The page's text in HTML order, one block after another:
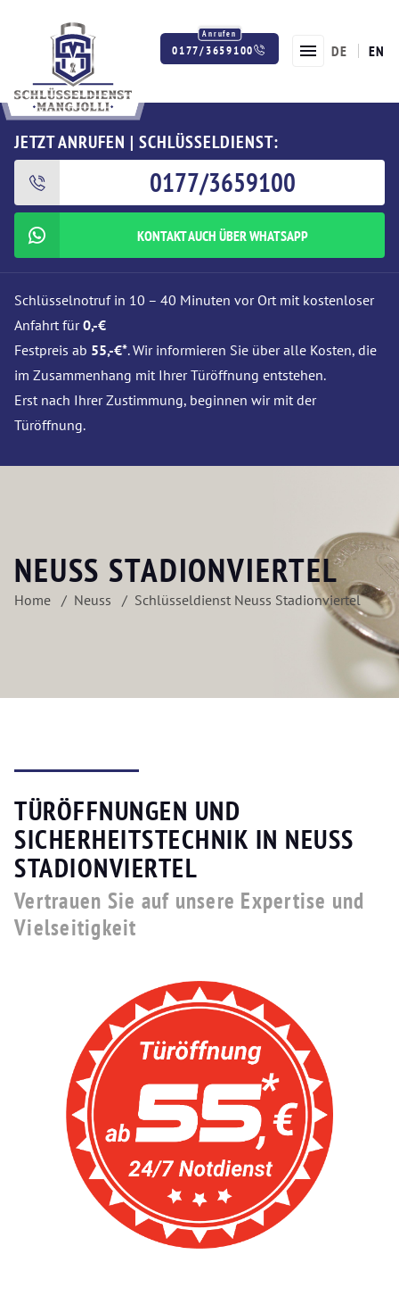
0177/3659100 DE EN
JETZT ANRUFEN | SCHLÜSSELDIENST:
0177/3659100
KONTAKT AUCH ÜBER WHATSAPP
Schlüsselnotruf in 10 – 40 Minuten vor Ort mit kostenloser
Anfahrt für0,-€
Festpreis ab 55,-€*. Wir informieren Sie über alle Kosten, die
im Zusammenhang mit Ihrer Türöffnung entstehen.
Erst nach Ihrer Zustimmung, beginnen wir mit der
Türöffnung.
NEUSS STADIONVIERTEL
Home Neuss Schlüsseldienst Neuss Stadionviertel
TÜRÖFFNUNGEN UND
SICHERHEITSTECHNIK IN NEUSS
STADIONVIERTEL
Vertrauen Sie auf unsere Expertise und
Vielseitigkeit